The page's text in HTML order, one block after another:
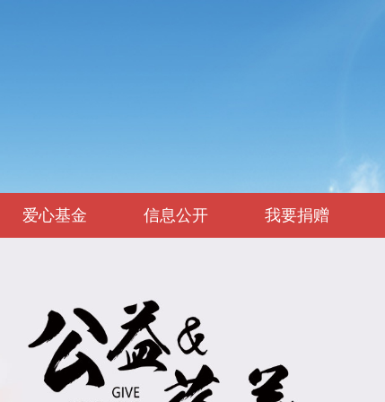
爱心基金 信息公开 我要捐赠